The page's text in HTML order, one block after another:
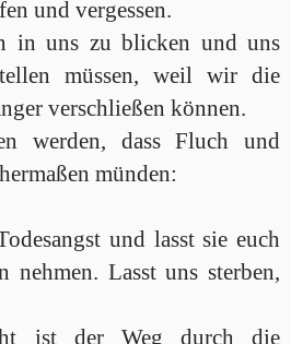
und vergessen.
in uns zu blicken und uns
müssen, weil wir die
verschließen können.
werden, dass Fluch und
münden:
und lasst sie euch
Lasst uns sterben,
ist der Weg durch die